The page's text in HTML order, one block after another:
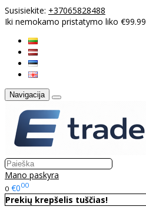
Susisiekite: +37065828488
Iki nemokamo pristatymo liko €99.99
Navigacija
Mano paskyra
0 €000
Prekių krepšelis tuščias!